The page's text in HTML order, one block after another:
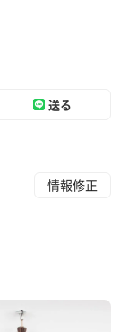
送る
情報修正